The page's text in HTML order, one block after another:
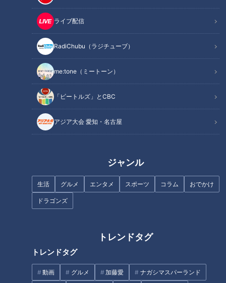
ライブ配信
RadiChubu（ラジチューブ）
me:tone（ミートーン）
「ビートルズ」とCBC
アジア大会 愛知・名古屋
ジャンル
生活 グルメ エンタメ スポーツ コラム おでかけ
ドラゴンズ
トレンドタグ
トレンドタグ
動画 グルメ 加藤愛 ナガシマスパーランド
「包丁いらずのふわとろオムラ
イス」の作り方【キユーピー３
分クッキング】
「キムチクリームパスタ」の作
り方【キユーピー３分クッキン
グ】
「かぼちゃの甘辛煮 鶏そぼろあ
ん」の作り方【キユーピー３分
「にらだれ焼きそば」の作り方
【キユーピー３分クッキング】
作り方【キユーピー３分クッキ
りチャーハン」の作り方【キユ
タグ